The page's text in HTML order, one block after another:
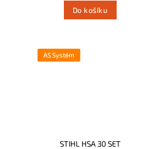
Do košíku
AS Systém
STIHL HSA 30 SET